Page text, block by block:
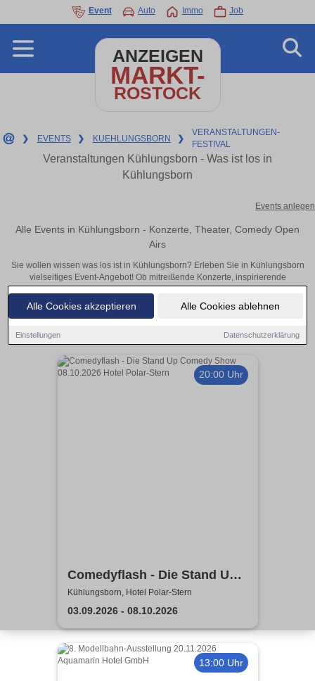
Alle Cookies akzeptieren Alle Cookies ablehnen
Einstellungen Datenschutzerklärung
Event Auto Immo Job
ANZEIGEN
MARKT-
ROSTOCK
❯ EVENTS ❯ KUEHLUNGSBORN ❯
VERANSTALTUNGEN-
FESTIVAL
Veranstaltungen Kühlungsborn - Was ist los in
Kühlungsborn
Events anlegen
Alle Events in Kühlungsborn - Konzerte, Theater, Comedy Open
Airs
Sie wollen wissen was los ist in Kühlungsborn? Erleben Sie in Kühlungsborn
vielseitiges Event-Angebot! Ob mitreißende Konzerte, inspirierende
Theateraufführungen oder aufregende Veranstaltungen in Kühlungsborn –
hier finden alles im Überblick und Tickets.
20:00 Uhr
Comedyflash - Die Stand Up
Comedy Show in Ostseebad
Kühlungsborn
Kühlungsborn, Hotel Polar-Stern
03.09.2026 - 08.10.2026
13:00 Uhr